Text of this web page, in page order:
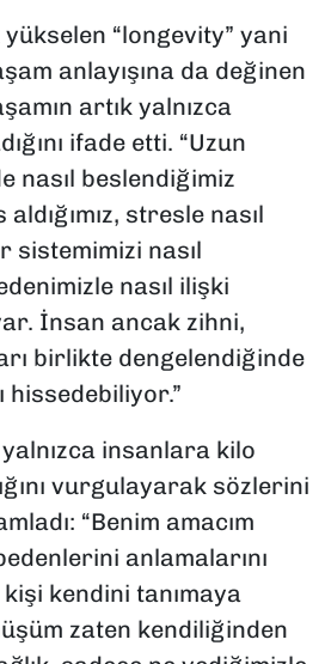
“longevity” yani
anlayışına da değinen
artık yalnızca
ifade etti. “Uzun
nasıl beslendiğimiz
stresle nasıl
sistemimizi nasıl
nasıl ilişki
İnsan ancak zihni,
birlikte dengelendiğinde
hissedebiliyor.”
insanlara kilo
vurgulayarak sözlerini
“Benim amacım
anlamalarını
kendini tanımaya
zaten kendiliğinden